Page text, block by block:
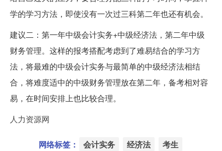
学的学习方法，即使没有一次过三科第二年也还有机会。
建议二：第一年中级会计实务+中级经济法，第二年中级
财务管理。这样的报考搭配考虑到了难易结合的学习方
法，将最难的中级会计实务与最简单的中级经济法相结
合，将难度适中的中级财务管理放在第二年，备考相对容
易，在时间安排上也比较合理。
人力资源网
网络标签： 会计实务 经济法 考生